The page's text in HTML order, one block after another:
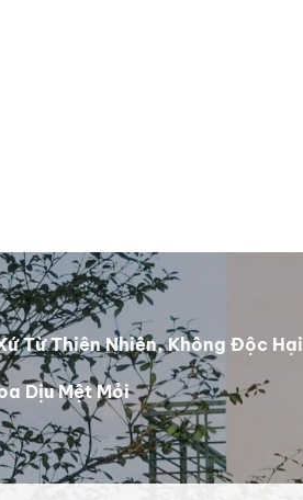
Từ Thiên Nhiên, Không Độc Hại
Dịu Mệt Mỏi